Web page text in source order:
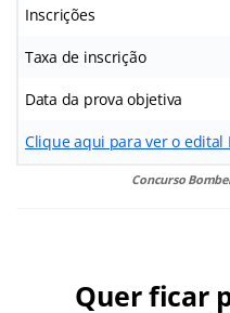
Inscrições
Taxa de inscrição
Data da prova objetiva
Clique aqui para ver o edital
Concurso
Quer ficar